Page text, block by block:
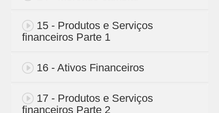
15 - Produtos e Serviços
financeiros Parte 1
16 - Ativos Financeiros
17 - Produtos e Serviços
financeiros Parte 2